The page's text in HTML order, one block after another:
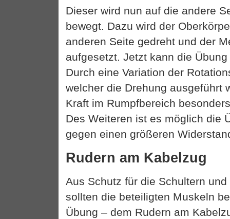
Dieser wird nun auf die andere
bewegt. Dazu wird der
anderen Seite gedreht und der
aufgesetzt. Jetzt kann die
Durch eine Variation der
welcher die Drehung ausgeführt
Kraft im Rumpfbereich
Des Weiteren ist es möglich die
gegen einen größeren
Rudern am Kabelzug
Aus Schutz für die Schultern
sollten die beteiligten Muskeln
Übung – dem Rudern am